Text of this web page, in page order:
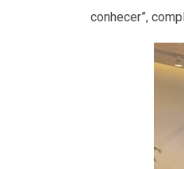
conhecer”,